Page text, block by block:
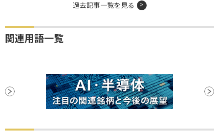
過去記事一覧を見る
関連用語一覧